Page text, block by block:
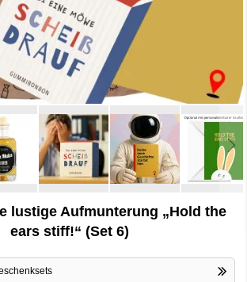
lustige Aufmunterung „Hold the
ears stiff!“ (Set 6)